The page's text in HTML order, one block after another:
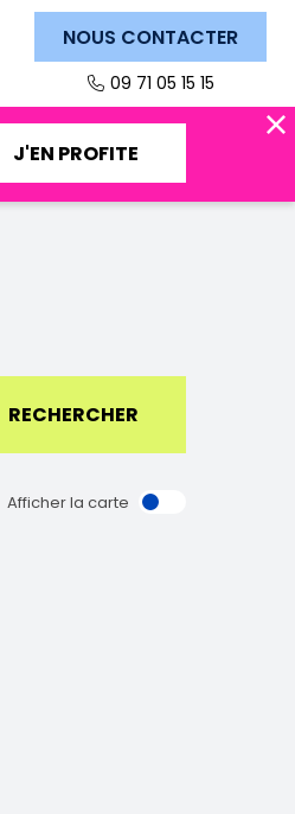
NOUS CONTACTER
09 71 05 15 15
J'EN PROFITE
RECHERCHER
Afficher la carte